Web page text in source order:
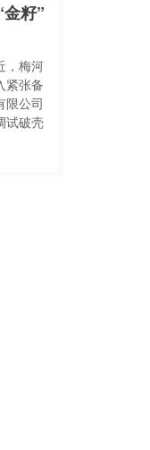
籽”
，梅河
紧张备
限公司
试破壳